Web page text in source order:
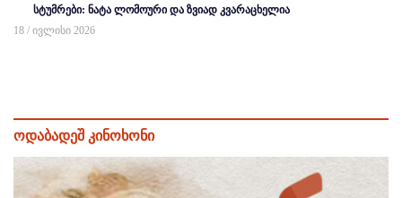
სტუმრები: ნატა ლომოური და ზვიად კვარაცხელია
18 / ივლისი 2026
ოდაბადეშ კინოხონი